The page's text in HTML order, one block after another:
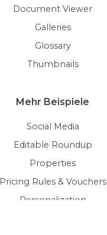
Document Viewer
Galleries
Glossary
Thumbnails
Mehr Beispiele
Social Media
Editable Roundup
Properties
Pricing Rules & Vouchers
Personalization